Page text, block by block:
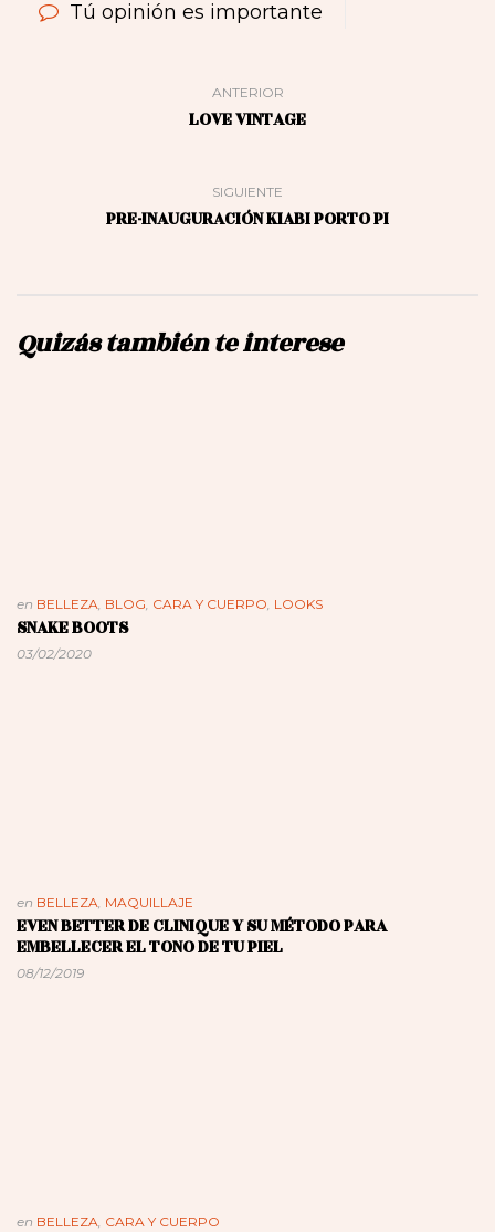
Tú opinión es importante
ANTERIOR
LOVE VINTAGE
SIGUIENTE
PRE-INAUGURACIÓN KIABI PORTO PI
Quizás también te interese
en BELLEZA, BLOG, CARA Y CUERPO, LOOKS
SNAKE BOOTS
03/02/2020
en BELLEZA, MAQUILLAJE
EVEN BETTER DE CLINIQUE Y SU MÉTODO PARA
EMBELLECER EL TONO DE TU PIEL
08/12/2019
en BELLEZA, CARA Y CUERPO